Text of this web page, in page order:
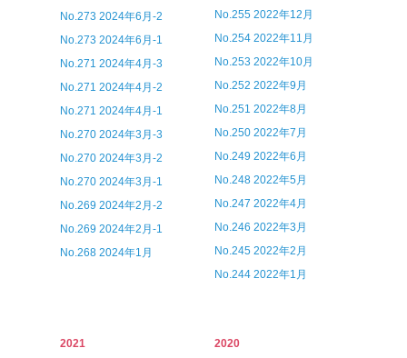
No.273 2024年6月-2
No.273 2024年6月-1
No.271 2024年4月-3
No.271 2024年4月-2
No.271 2024年4月-1
No.270 2024年3月-3
No.270 2024年3月-2
No.270 2024年3月-1
No.269 2024年2月-2
No.269 2024年2月-1
No.268 2024年1月
No.255 2022年12月
No.254 2022年11月
No.253 2022年10月
No.252 2022年9月
No.251 2022年8月
No.250 2022年7月
No.249 2022年6月
No.248 2022年5月
No.247 2022年4月
No.246 2022年3月
No.245 2022年2月
No.244 2022年1月
2021
2020